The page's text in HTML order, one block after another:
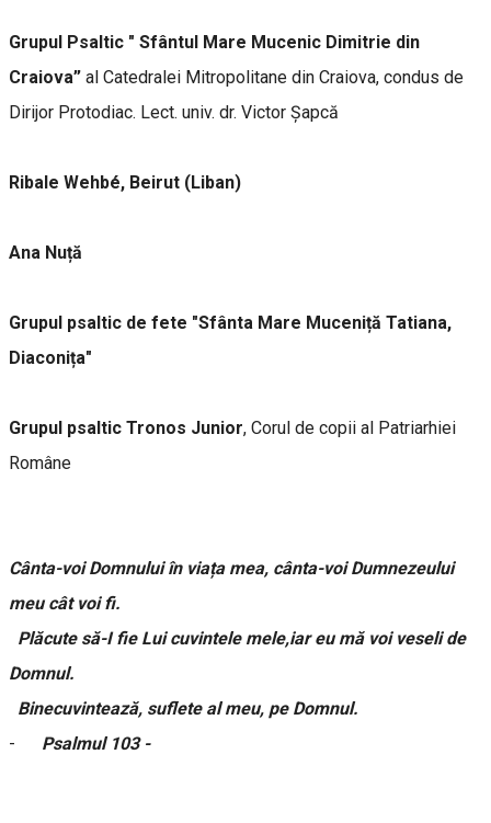
Grupul Psaltic " Sfântul Mare Mucenic Dimitrie din
Craiova” al Catedralei Mitropolitane din Craiova, condus de
Dirijor Protodiac. Lect. univ. dr. Victor Șapcă
Ribale Wehbé, Beirut (Liban)
Ana Nuță
Grupul psaltic de fete "Sfânta Mare Muceniță Tatiana,
Diaconița"
Grupul psaltic Tronos Junior, Corul de copii al Patriarhiei
Române
Cânta-voi Domnului în viața mea, cânta-voi Dumnezeului
meu cât voi fi.
Plăcute să-I fie Lui cuvintele mele,iar eu mă voi veseli de
Domnul.
Binecuvintează, suflete al meu, pe Domnul.
- Psalmul 103 -